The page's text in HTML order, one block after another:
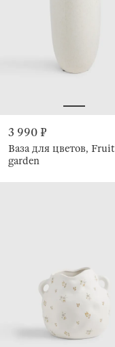
3 990 ₽
Ваза для цветов, Fruit
garden